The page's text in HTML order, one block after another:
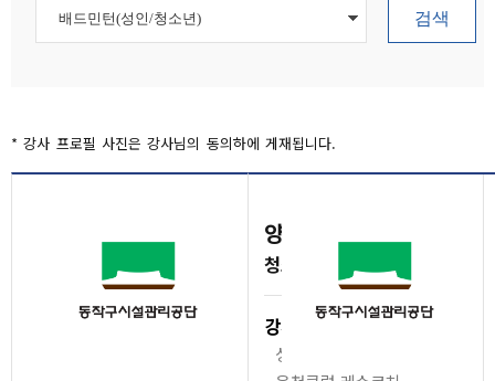
검색
* 강사 프로필 사진은 강사님의 동의하에 게재됩니다.
양재민
청소년)
강사이력
성미산체육관 강사